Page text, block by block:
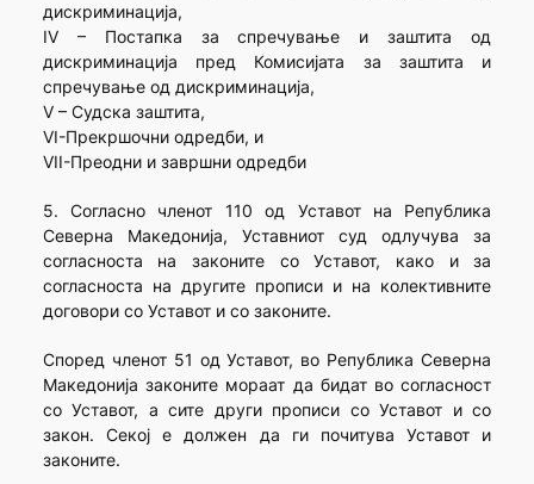
дискриминација,
IV – Постапка за спречување и заштита од
дискриминација пред Комисијата за заштита и
спречување од дискриминација,
V – Судска заштита,
VI-Прекршочни одредби, и
VII-Преодни и завршни одредби
5. Согласно членот 110 од Уставот на Република
Северна Македонија, Уставниот суд одлучува за
согласноста на законите со Уставот, како и за
согласноста на другите прописи и на колективните
договори со Уставот и со законите.
Според членот 51 од Уставот, во Република Северна
Македонија законите мораат да бидат во согласност
со Уставот, а сите други прописи со Уставот и со
закон. Секој е должен да ги почитува Уставот и
законите.